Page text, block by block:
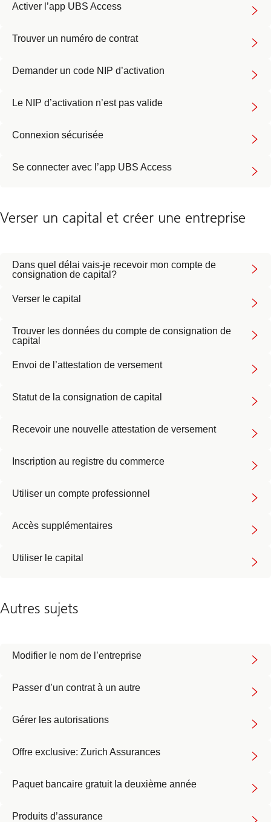
Activer l’app UBS Access
Trouver un numéro de contrat
Demander un code NIP d’activation
Le NIP d’activation n’est pas valide
Connexion sécurisée
Se connecter avec l’app UBS Access
Verser un capital et créer une entreprise
Dans quel délai vais-je recevoir mon compte de
consignation de capital?
Verser le capital
Trouver les données du compte de consignation de
capital
Envoi de l’attestation de versement
Statut de la consignation de capital
Recevoir une nouvelle attestation de versement
Inscription au registre du commerce
Utiliser un compte professionnel
Accès supplémentaires
Utiliser le capital
Autres sujets
Modifier le nom de l’entreprise
Passer d’un contrat à un autre
Gérer les autorisations
Offre exclusive: Zurich Assurances
Paquet bancaire gratuit la deuxième année
Produits d’assurance